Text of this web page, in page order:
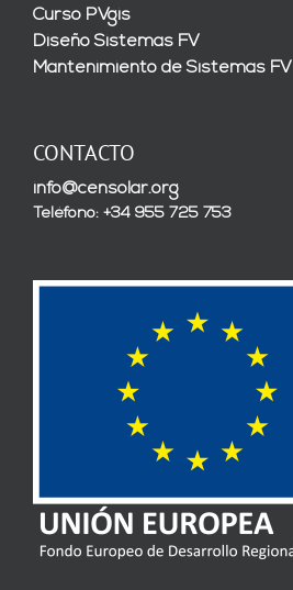
Curso PVgis
Diseño Sistemas FV
Mantenimiento de Sistemas FV
CONTACTO
info@censolar.org
Teléfono: +34 955 725 753